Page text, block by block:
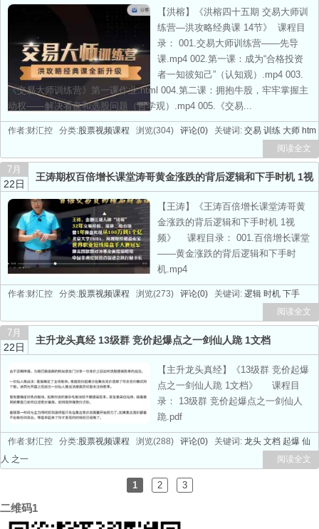
【洪榕】《洪榕四十五期 交易大师训
练营—洪攻略经典课 14节》 课程目
录： 001.交易大师训练营——先导
课.mp4 002.第一课：成为“合格投资
者一知彼知己”（认知观）.mp4 003.
《交易大师训练营》第一课作业.html 004.第二课：拥抱牛股，牢牢掌握主
动权——解决看盘和选股问题（哲学观）.mp4 005.《交易...
作者:财汇控 分类:股票视频课程 浏览(304) 评论(0) 关键词: 交易 训练 大师 htm
阅读全文
7月
22日
王涛期权百倍增长课堂涛哥黄金涨跌的背后逻辑和下手时机 1视
频
【王涛】《王涛百倍增长课堂涛哥黄
金涨跌的背后逻辑和下手时机 1视
频》 课程目录： 001.百倍增长课堂
——黄金涨跌的背后逻辑和下手时
机.mp4
作者:财汇控 分类:股票视频课程 浏览(273) 评论(0) 关键词: 逻辑 时机 下手
阅读全文
7月
22日
主升龙头真经 13级群 竞价起爆点之一剑仙人跪 1文档
【主升龙头真经】《13级群 竞价起爆
点之一剑仙人跪 1文档》 课程目
录： 13级群 竞价起爆点之一剑仙人
跪.pdf
作者:财汇控 分类:股票视频课程 浏览(288) 评论(0) 关键词: 龙头 文档 起爆 仙
人 之一 阅读全文
1 2 3
二维码1